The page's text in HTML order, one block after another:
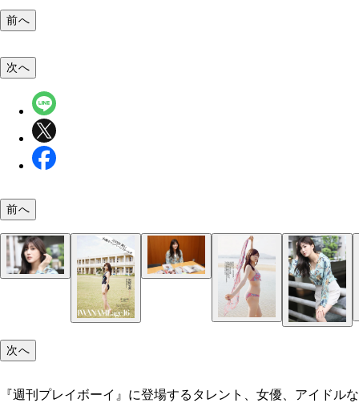
前へ
次へ
前へ
次へ
『週刊プレイボーイ』に登場するタレント、女優、アイドルな